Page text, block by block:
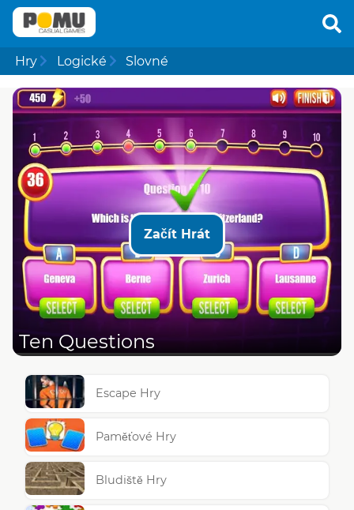
Hry Logické Slovné
Začít Hrát
Ten Questions
Escape Hry
Paměťové Hry
Bludiště Hry